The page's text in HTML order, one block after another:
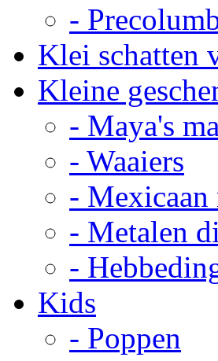
-
Klei schatten
Kleine
- Maya's
- Waaiers
- Mexicaan
- Metalen
-
Kids
- Poppen